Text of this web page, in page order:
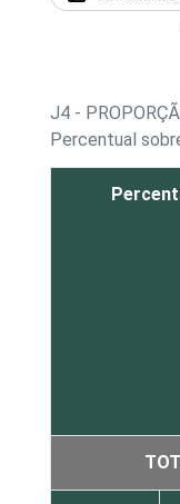
J4 -
Percentual